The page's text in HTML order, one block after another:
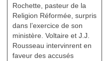
Languedoc
Rochette, pasteur de la
Religion Réformée, surpris
dans l’exercice de son
ministère. Voltaire et J.J.
Rousseau intervinrent en
faveur des accusés